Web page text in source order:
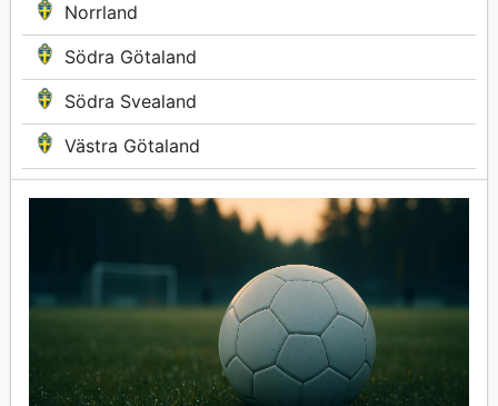
Norrland
Södra Götaland
Södra Svealand
Västra Götaland